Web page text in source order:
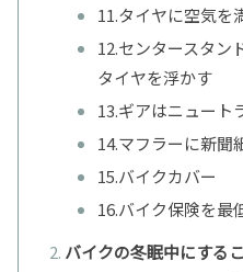
11.タイヤに空気を
12.センタースタン
タイヤを浮かす
13.ギアはニュート
14.マフラーに新聞
15.バイクカバー
16.バイク保険を最
バイクの冬眠中にする